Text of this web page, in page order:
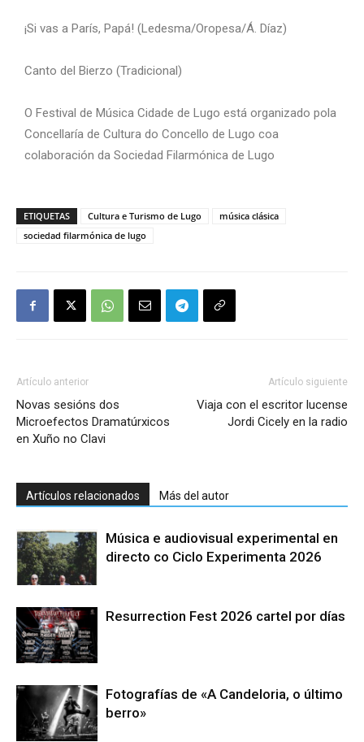
¡Si vas a París, Papá! (Ledesma/Oropesa/Á. Díaz)
Canto del Bierzo (Tradicional)
O Festival de Música Cidade de Lugo está organizado pola
Concellaría de Cultura do Concello de Lugo coa
colaboración da Sociedad Filarmónica de Lugo
ETIQUETAS Cultura e Turismo de Lugo
música clásica
sociedad filarmónica de lugo
Artículo anterior
Novas sesións dos
Microefectos Dramatúrxicos
en Xuño no Clavi
Artículo siguiente
Viaja con el escritor lucense
Jordi Cicely en la radio
Artículos relacionados Más del autor
Música e audiovisual experimental en
directo co Ciclo Experimenta 2026
Resurrection Fest 2026 cartel por días
Fotografías de «A Candeloria, o último
berro»